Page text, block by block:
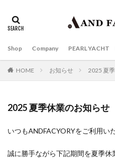
Shop Company PEARL
HOME お知らせ 2025 夏
2025 夏季休業のお知らせ
いつもANDFACYORYをご利用い
誠に勝手ながら下記期間を夏季休